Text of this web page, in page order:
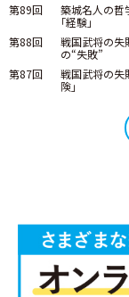
第89回
築城名人の哲
「経験」
第88回
戦国武将の失
の“失敗”
第87回
戦国武将の失
険」